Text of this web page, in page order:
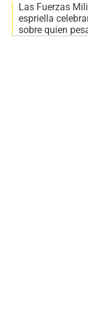
Las Fuerzas
espriella
sobre quien